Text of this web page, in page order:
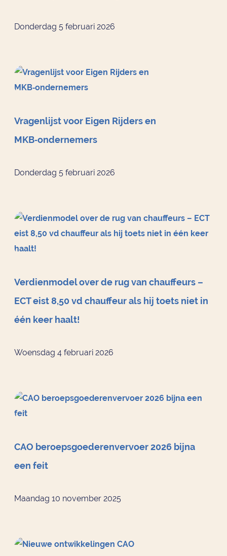
Donderdag 5 februari 2026
Vragenlijst voor Eigen Rijders en
MKB‑ondernemers
Donderdag 5 februari 2026
Verdienmodel over de rug van chauffeurs –
ECT eist 8,50 vd chauffeur als hij toets niet in
één keer haalt!
Woensdag 4 februari 2026
CAO beroepsgoederenvervoer 2026 bijna
een feit
Maandag 10 november 2025